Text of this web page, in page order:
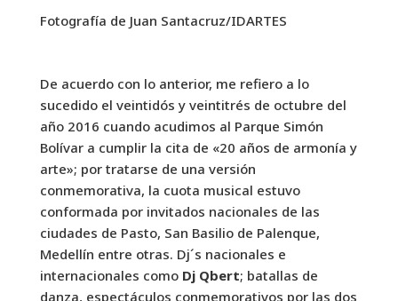
Fotografía de Juan Santacruz/IDARTES
De acuerdo con lo anterior, me refiero a lo
sucedido el veintidós y veintitrés de octubre del
año 2016 cuando acudimos al Parque Simón
Bolívar a cumplir la cita de «20 años de armonía y
arte»; por tratarse de una versión
conmemorativa, la cuota musical estuvo
conformada por invitados nacionales de las
ciudades de Pasto, San Basilio de Palenque,
Medellín entre otras. Dj´s nacionales e
internacionales como Dj Qbert; batallas de
danza, espectáculos conmemorativos por las dos